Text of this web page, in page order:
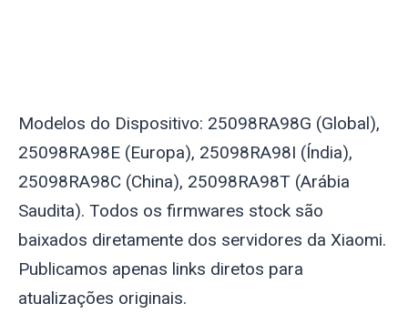
Modelos do Dispositivo: 25098RA98G (Global),
25098RA98E (Europa), 25098RA98I (Índia),
25098RA98C (China), 25098RA98T (Arábia
Saudita). Todos os firmwares stock são
baixados diretamente dos servidores da Xiaomi.
Publicamos apenas links diretos para
atualizações originais.